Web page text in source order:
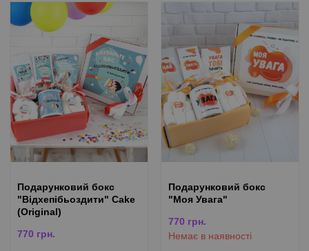
Подарунковий бокс
"Відхепібьоздити" Cake
(Original)
770 грн.
Подарунковий бокс
"Моя Увага"
770 грн.
Немає в наявності